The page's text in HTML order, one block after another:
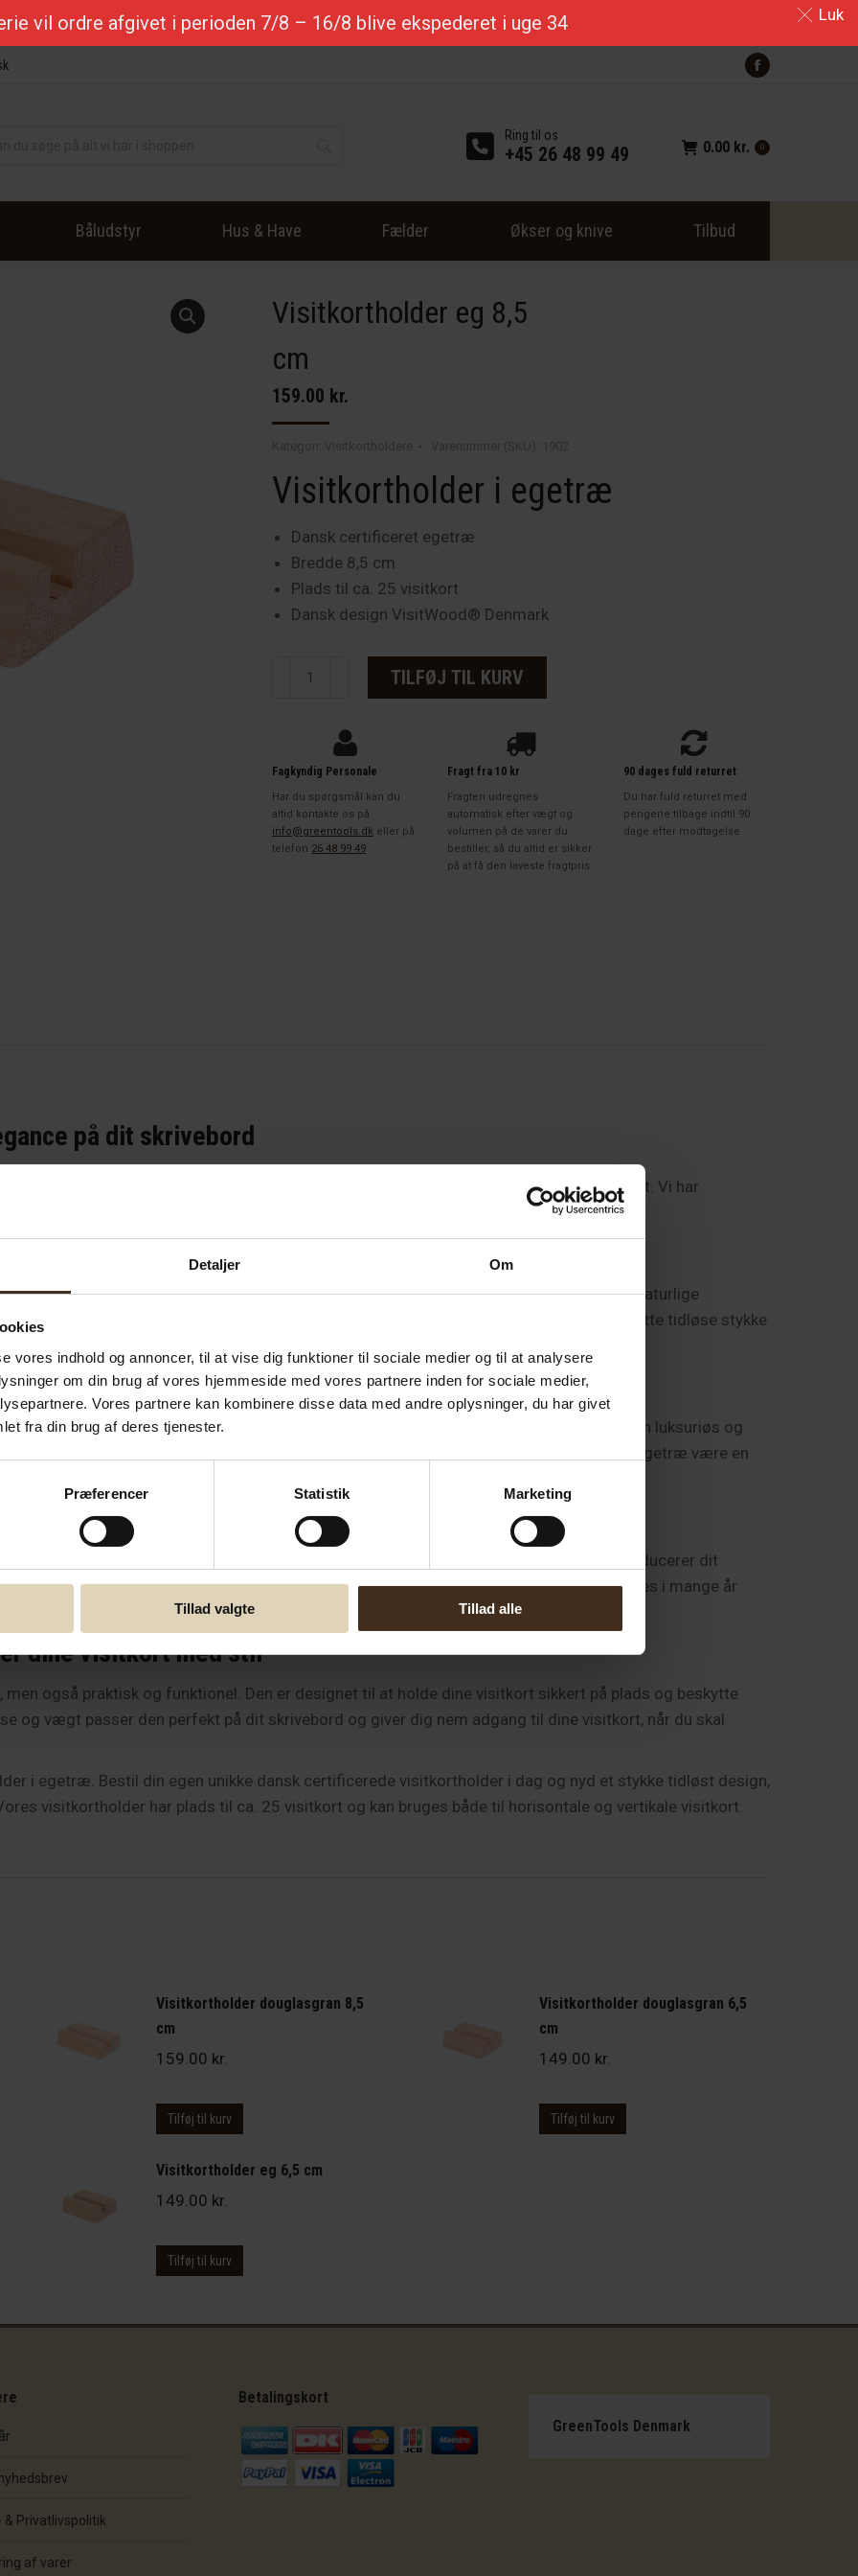
Detaljer Om
vores indhold og annoncer, til at vise dig funktioner til sociale medier og til at analysere
om din brug af vores hjemmeside med vores partnere inden for sociale medier,
Vores partnere kan kombinere disse data med andre oplysninger, du har givet
fra din brug af deres tjenester.
Præferencer Statistik Marketing
Tillad valgte Tillad alle
Luk
vil ordre afgivet i perioden 7/8 – 16/8 blive ekspederet i uge 34
Facebook
in
window
Ring til os
+45 26 48 99 49 0.00 kr. 0
Båludstyr Hus & Have Fælder Økser og knive Tilbud
Visitkortholder eg 8,5
cm
159.00 kr.
Visitkortholder i egetræ
Dansk certificeret egetræ
Bredde 8,5 cm
Plads til ca. 25 visitkort
Dansk design VisitWood® Denmark
Visitkortholder
antal
TILFØJ TIL KURV
Fagkyndig Personale
Har du spørgsmål kan du
altid kontakte os på
info@greentools.dk eller på
telefon 26 48 99 49
Fragt fra 10 kr
Fragten udregnes
automatisk efter vægt og
volumen på de varer du
bestiller, så du altid er sikker
på at få den laveste fragtpris.
90 dages fuld returret
Du har fuld returret med
pengene tilbage indtil 90
dage efter modtagelse
på dit skrivebord
GreenTools® Denmark er en elegant og funktionel løsning til opbevaring af dine visitkort. Vi har
at skabe en visitkortholder af høj kvalitet, der kombinerer skønhed og bæredygtighed.
høj kvalitet
dansk certificeret egetræ, der er bæredygtigt høstet fra vores lokale skove. Egetræets naturlige
et unikt og æstetisk tiltalende udseende. Du kan være stolt af at vise dine visitkort i dette tidløse stykke
og moderne minimalisme. Egetræets varme farver og smukke detaljer tilføjer en luksuriøs og
er i en professionel eller forretningsmæssig sammenhæng, vil vores visitkortholder i egetræ være en
– en solid investering
Ved at vælge vores visitkortholder i eg bidrager du til bevarelsen af vores skove og reducerer dit
og lang levetid, hvilket gør visitkortholderen til en solid investering, der kan bruges i mange år
dine visitkort med stil
også praktisk og funktionel. Den er designet til at holde dine visitkort sikkert på plads og beskytte
og vægt passer den perfekt på dit skrivebord og giver dig nem adgang til dine visitkort, når du skal
i egetræ. Bestil din egen unikke dansk certificerede visitkortholder i dag og nyd et stykke tidløst design,
visitkortholder har plads til ca. 25 visitkort og kan bruges både til horisontale og vertikale visitkort.
Visitkortholder douglasgran 8,5
cm
159.00 kr.
Tilføj til kurv
Visitkortholder douglasgran 6,5
cm
149.00 kr.
Tilføj til kurv
Visitkortholder eg 6,5 cm
149.00 kr.
Tilføj til kurv
& Privatlivspolitik
af varer
Betalingskort
GreenTools Denmark